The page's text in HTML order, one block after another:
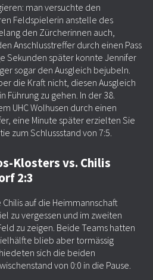
man versuchte den
Feldspielerin anstelle des
den Zürcherinnen auch,
Anschlusstreffer durch einen Pass
Sekunden später konnte Jennifer
sogar den Ausgleich bejubeln.
die Kraft nicht, diesen Ausgleich
Führung zu gehen. In der 38.
UHC Wolhusen durch einen
eine Minute später erzielten Sie
zum Schlussstand von 7:5.
Klosters vs. Chilis
2:3
auf die Heimmannschaft
zu vergessen und im zweiten
zu zeigen. Beide Teams hatten
blieb aber tormässig
sich die beiden
von 0:0 in die Pause.